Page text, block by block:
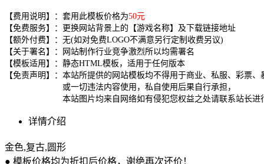
【费用说明】：套用此模板价格为50元
【免费服务】：更换网站背景上的【游戏名称】及下载链接地址
【额外付费】：无(如对免费LOGO不满意另行定制收费另议)
【关于署名】：网站制作行业竞争激烈所以均需署名
【模板适用】：静态HTML模板，适用于任何版本
【免责声明】：本站所提供的网站模板均不得用于商业、私服、彩票、
或一切违法内容使用，私自使用后果自行承担，
本站图片均来自网络如有侵犯您权益之处请联系站长进行
详情介绍
金色,复古,圆形
● 模板价格均为折扣后价格，谢绝再次还价！